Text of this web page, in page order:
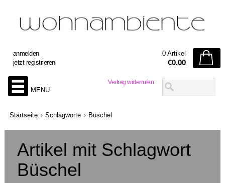
Vertrag widerrufen
anmelden
jetzt registrieren
0 Artikel
€0,00
MENU
Startseite Schlagworte Büschel
Artikel mit Schlagwort
Büschel